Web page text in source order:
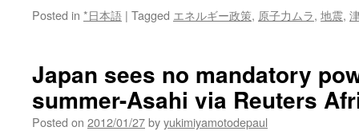
Posted in *日本語 | Tagged エネルギー政策, 原子力ムラ, 地震,
Japan sees no mandatory
summer-Asahi via Reuters
Posted on 2012/01/27byyukimiyamotodepaul